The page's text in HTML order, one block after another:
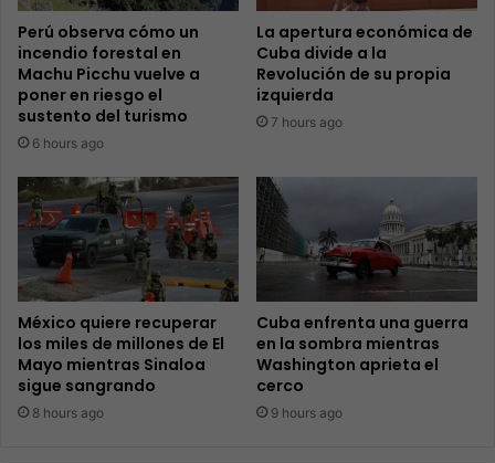
Perú observa cómo un
incendio forestal en
Machu Picchu vuelve a
poner en riesgo el
sustento del turismo
6 hours ago
La apertura económica de
Cuba divide a la
Revolución de su propia
izquierda
7 hours ago
México quiere recuperar
los miles de millones de El
Mayo mientras Sinaloa
sigue sangrando
8 hours ago
Cuba enfrenta una guerra
en la sombra mientras
Washington aprieta el
cerco
9 hours ago